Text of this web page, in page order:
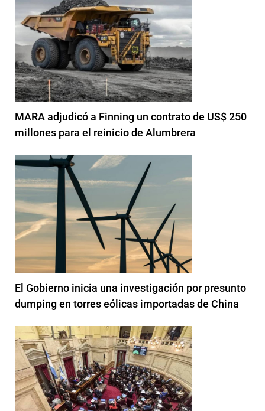
MARA adjudicó a Finning un contrato de US$ 250
millones para el reinicio de Alumbrera
El Gobierno inicia una investigación por presunto
dumping en torres eólicas importadas de China